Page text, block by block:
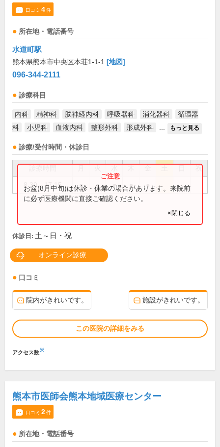
口コミ 4件
所在地・電話番号
水道町駅
熊本県熊本市中央区本荘1-1-1 [地図]
096-344-2111
診療科目
内科 精神科 脳神経内科 呼吸器科 消化器科
循環器
科
小児科 血液内科 整形外科 形成外科 もっと見る
診療/受付時間・休診日
祝
8:30～17:15 ● ● ● ● ●
お盆(8月中旬)は休診・休業の場合があります。来院前
に必ず医療機関に直接ご確認ください。
×閉じる
休診日: 土～日・祝
オンライン診療
口コミ
院内がきれいです。 施設がきれいです。
この医院の詳細をみる
アクセス数※
熊本市医師会熊本地域医療センター
口コミ 2件
所在地・電話番号